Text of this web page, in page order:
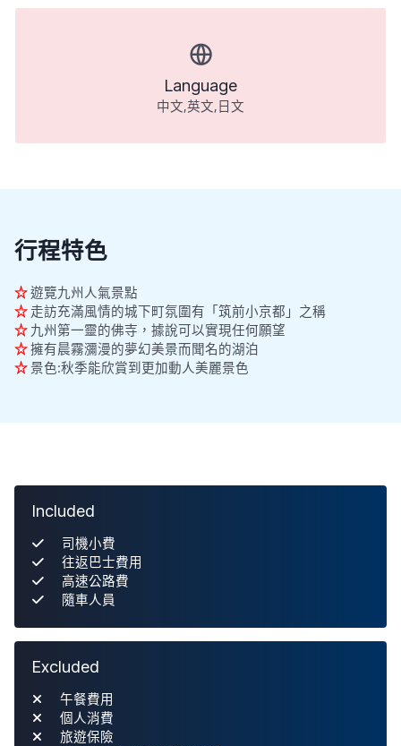
Language
中文,英文,日文
行程特色
☆遊覽九州人氣景點
☆ 走訪充滿風情的城下町氛圍有「筑前小京都」之稱
☆ 九州第一靈的佛寺，據說可以實現任何願望
☆擁有晨霧瀰漫的夢幻美景而聞名的湖泊
☆景色:秋季能欣賞到更加動人美麗景色
Included
司機小費
往返巴士費用
高速公路費
隨車人員
Excluded
午餐費用
個人消費
旅遊保險